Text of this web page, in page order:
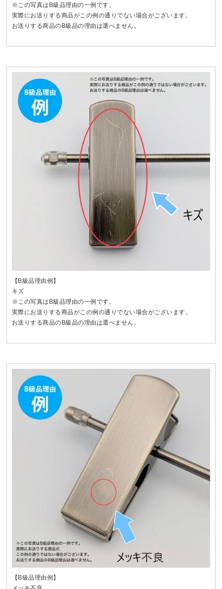
※この写真はB級品理由の一例です。
実際にお送りする商品がこの例の通りでない場合がございます。
お送りする商品のB級品の理由は選べません。
【B級品理由例】
キズ
※この写真はB級品理由の一例です。
実際にお送りする商品がこの例の通りでない場合がございます。
お送りする商品のB級品の理由は選べません。
【B級品理由例】